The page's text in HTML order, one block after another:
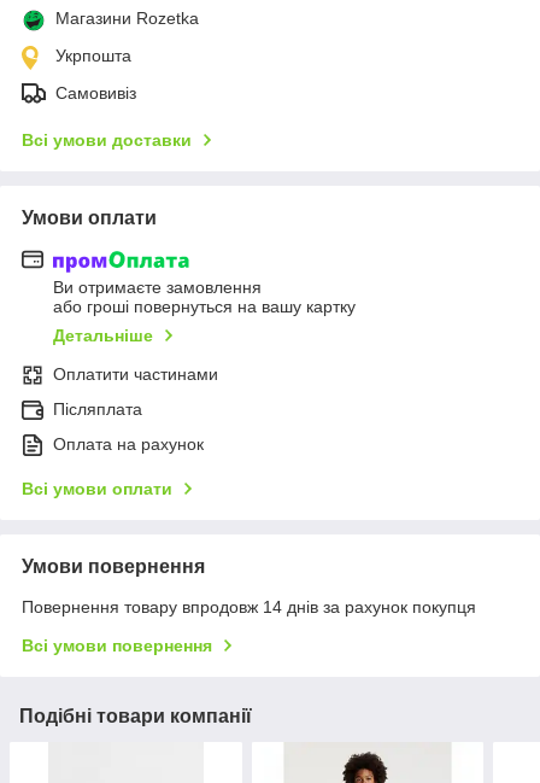
Магазини Rozetka
Укрпошта
Самовивіз
Всі умови доставки
Умови оплати
Ви отримаєте замовлення
або гроші повернуться на вашу картку
Детальніше
Оплатити частинами
Післяплата
Оплата на рахунок
Всі умови оплати
Умови повернення
Повернення товару впродовж 14 днів за рахунок покупця
Всі умови повернення
Подібні товари компанії